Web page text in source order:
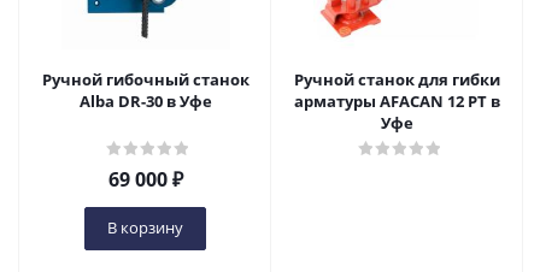
Ручной гибочный станок
Alba DR-30 в Уфе
69 000₽
В корзину
Ручной станок для гибки
арматуры AFACAN 12 РТ в
Уфе